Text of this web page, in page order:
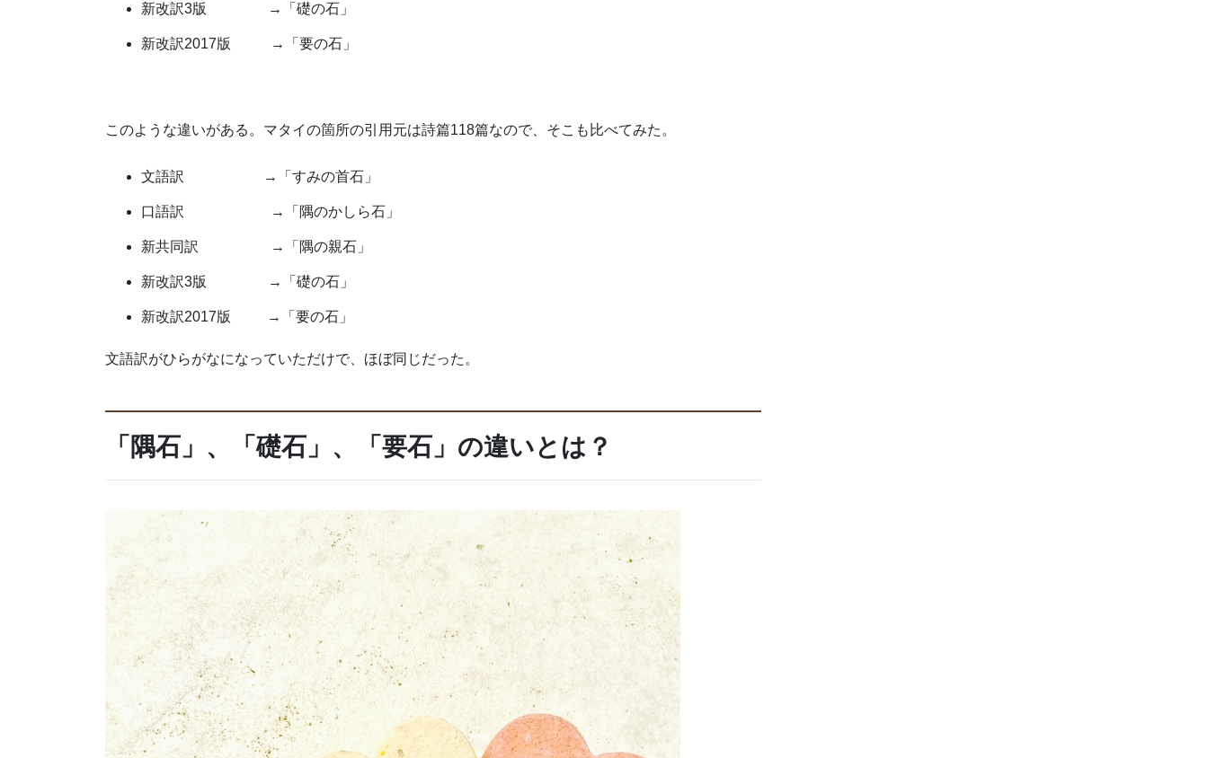
新改訳3版 →「礎の石」
新改訳2017版 →「要の石」
このような違いがある。マタイの箇所の引用元は詩篇118篇なので、そこも比べてみた。
文語訳 →「すみの首石」
口語訳 →「隅のかしら石」
新共同訳 →「隅の親石」
新改訳3版 →「礎の石」
新改訳2017版 →「要の石」
文語訳がひらがなになっていただけで、ほぼ同じだった。
「隅石」、「礎石」、「要石」の違いとは？